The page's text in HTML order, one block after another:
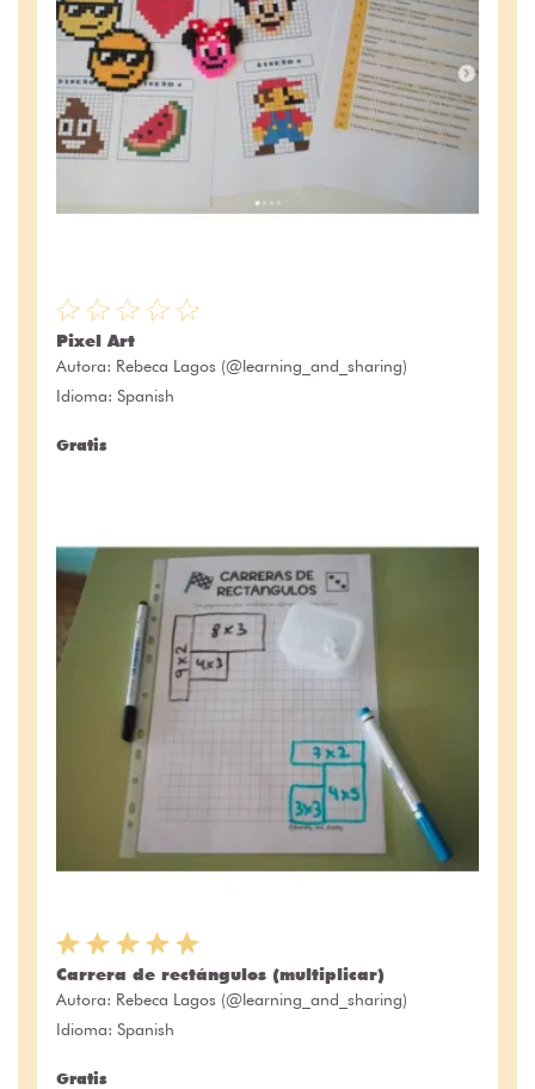
Pixel Art
Autora: Rebeca Lagos (@learning_and_sharing)
Idioma: Spanish
Gratis
Carrera de rectángulos (multiplicar)
Autora: Rebeca Lagos (@learning_and_sharing)
Idioma: Spanish
Gratis